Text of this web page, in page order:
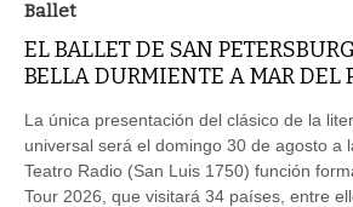
Ballet
EL BALLET DE SAN
BELLA DURMIENTE A MAR DEL
La única presentación del clásico de la
universal será el domingo 30 de agosto a
Teatro Radio (San Luis 1750) función
Tour 2026, que visitará 34 países, entre